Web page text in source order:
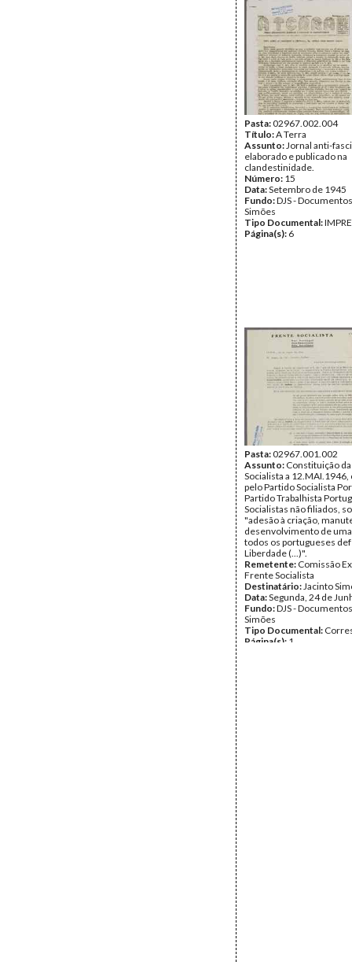
Pasta:02967.002.004
Título:A Terra
Assunto:Jornal anti-
elaborado e publicado na
clandestinidade.
Número: 15
Data:Setembro de 1945
Fundo:DJS -
Simões
Tipo Documental:
Página(s): 6
Pasta:02967.001.002
Assunto: Constituição
Socialista a 12.MAI.1946,
pelo Partido Socialista
Partido Trabalhista
Socialistas não filiados,
"adesão à criação,
desenvolvimento de
todos os portugueses
Liberdade (...)".
Remetente: Comissão
Frente Socialista
Destinatário:Jacinto
Data:Segunda, 24 de
Fundo:DJS -
Simões
Tipo Documental:
Página(s): 1